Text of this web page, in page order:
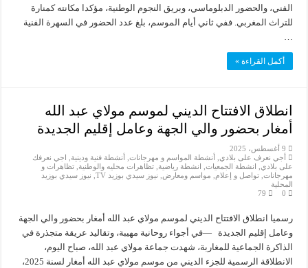
الفني، والحضور الدبلوماسي، وبريق النجوم الوطنية، مؤكدا مكانته كمنارة
للتراث المغربي. ففي ثاني أيام الموسم، بلغ عدد الحضور في السهرة الفنية
…
أكمل القراءة »
انطلاق الافتتاح الديني لموسم مولاي عبد الله
أمغار بحضور والي الجهة وعامل إقليم الجديدة
9 أغسطس، 2025
أجي نعرف على بلادي
أنشطة المواسم و مهرجانات, أنشطة فنية ودينية
اجي نعرفك
على بلادي
انشطة الجمعيات, انشطة رياضية تظاهرات محليه والوطنية تظاهرات و
مهرجانات, تواصل و إعلام مواسم ومعارض نيوز سيدي بوزيد TV , نيوز سيدي بوزيد
المحلية
0
79
رسميا انطلاق الافتتاح الديني لموسم مولاي عبد الله أمغار بحضور والي الجهة
وعامل إقليم الجديدة —في أجواء روحانية مهيبة، وتقاليد عريقة متجذرة في
الذاكرة الجماعية للمغاربة، شهدت جماعة مولاي عبد الله، صباح اليوم،
الانطلاقة الرسمية للجزء الديني من موسم مولاي عبد الله أمغار لسنة 2025،